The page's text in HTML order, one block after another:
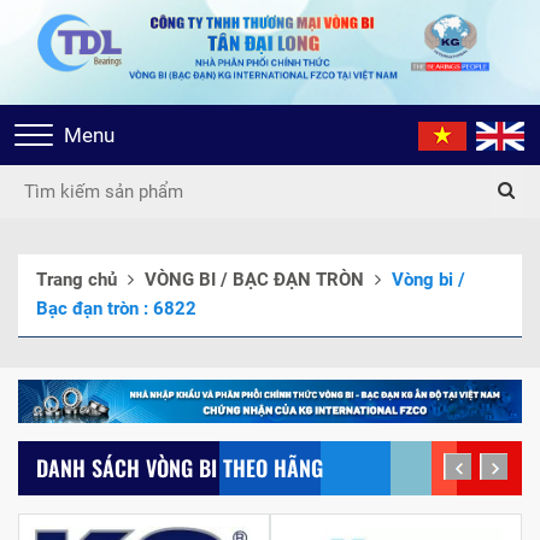
Toggle
navigation
Menu
Trang chủ VÒNG BI / BẠC ĐẠN TRÒN
Vòng bi /
Bạc đạn tròn : 6822
DANH SÁCH VÒNG BI THEO HÃNG prev next